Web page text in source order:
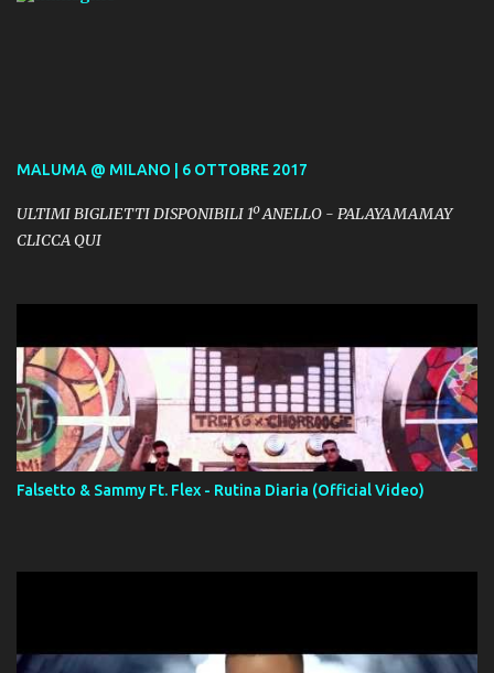
MALUMA @ MILANO | 6 OTTOBRE 2017
ULTIMI BIGLIETTI DISPONIBILI 1º ANELLO - PALAYAMAMAY
CLICCA QUI
Falsetto & Sammy Ft. Flex - Rutina Diaria (Official Video)